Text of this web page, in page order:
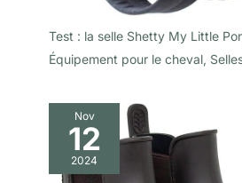
Test : la selle Shetty My Little
Équipement pour le cheval,
Nov
12
2024